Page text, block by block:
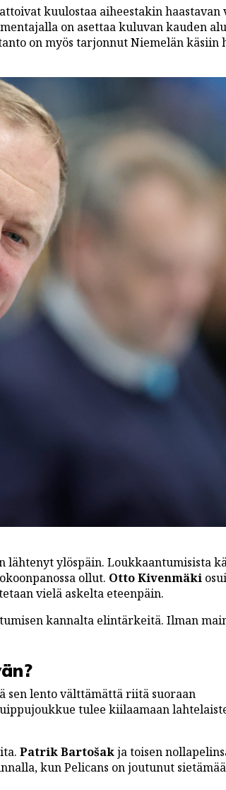
kuulostaa aiheestakin haastavan
on asettaa kuluvan kauden
on myös tarjonnut Niemelän käsiin
ylöspäin. Loukkaantumisista
ollut. Otto Kivenmäki
vielä askelta eteenpäin.
kannalta elintärkeitä. Ilman
sen lento välttämättä riitä suoraan
tulee kiilaamaan
Patrik Bartošakja toisen
kun Pelicans on joutunut